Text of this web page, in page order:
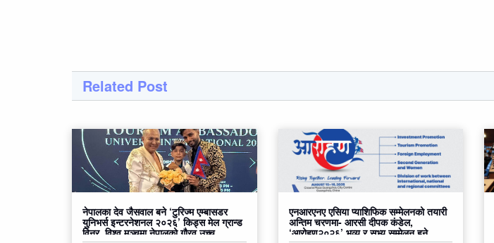
Related Post
नेपालका देव जैसवाल बने ‘टुरिज्म एम्बासडर
युनिभर्स इन्टरनेशनल २०२६’ किड्स मेल ग्रान्ड
विनर, विश्व मञ्चमा नेपालको गौरव उच्च
एनआरएनए एसिया प्याशिफिक सम्मेलनको तयारी
अन्तिम चरणमा- आरसी दीपक कंडेल,
‘आरोहण२०२६’ भव्य र सभ्य सम्मेलन हुने